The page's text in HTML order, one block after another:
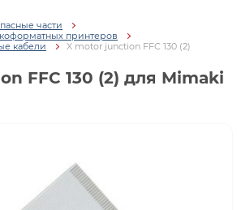
части
принтеров
кабели
X motor junction FFC 130 (2)
FFC 130 (2) для Mimaki